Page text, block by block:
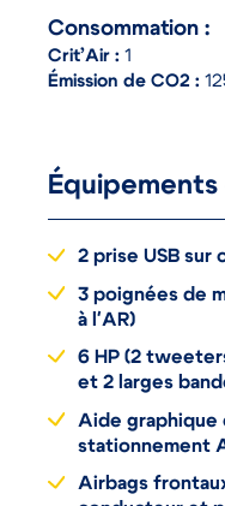
Consommation :
Crit’Air : 1
Émission de CO2 :
2 prise USB sur
3 poignées de
à l'AR)
6 HP (2
et 2 larges
Aide graphique
stationnement
Airbags